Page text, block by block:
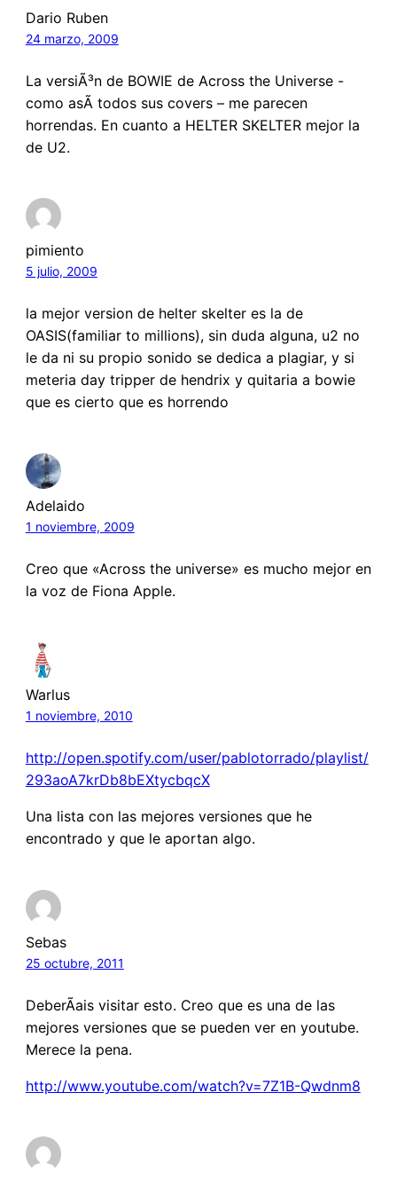
Dario Ruben
24 marzo, 2009
La versiÃ³n de BOWIE de Across the Universe -
como asÃ­ todos sus covers – me parecen
horrendas. En cuanto a HELTER SKELTER mejor la
de U2.
pimiento
5 julio, 2009
la mejor version de helter skelter es la de
OASIS(familiar to millions), sin duda alguna, u2 no
le da ni su propio sonido se dedica a plagiar, y si
meteria day tripper de hendrix y quitaria a bowie
que es cierto que es horrendo
Adelaido
1 noviembre, 2009
Creo que «Across the universe» es mucho mejor en
la voz de Fiona Apple.
Warlus
1 noviembre, 2010
http://open.spotify.com/user/pablotorrado/playlist/
293aoA7krDb8bEXtycbqcX
Una lista con las mejores versiones que he
encontrado y que le aportan algo.
Sebas
25 octubre, 2011
DeberÃ­ais visitar esto. Creo que es una de las
mejores versiones que se pueden ver en youtube.
Merece la pena.
http://www.youtube.com/watch?v=7Z1B-Qwdnm8